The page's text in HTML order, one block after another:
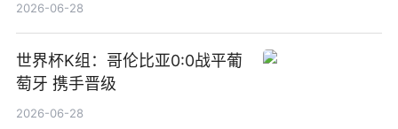
2026-06-28
世界杯K组：哥伦比亚0:0战平葡
萄牙 携手晋级
2026-06-28